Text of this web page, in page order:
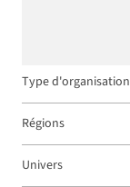
Type d'organisation
Régions
Univers